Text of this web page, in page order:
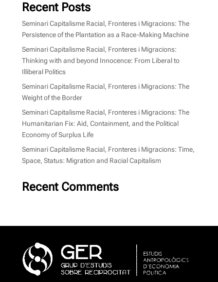
Recent Posts
Seminari Capitalisme Racial, Fronteres i Migracions: The
Persistence of the Plantation as a Race-Making Machine
Seminari Capitalisme Racial, Fronteres i Migracions:
Thinking with and beyond Innocence: From Liberal to
Illiberal Politics
Seminari Capitalisme Racial, Fronteres i Migracions: The
Weight of the Border
Seminari Capitalisme Racial, Fronteres i Migracions: The
Humanitarian Fix: Aid, Containment, and the Political
Economy of Surplus Life
Seminari Capitalisme Racial, Fronteres i Migracions: Time,
Space, Status: Migration and Racial Capitalism
Recent Comments